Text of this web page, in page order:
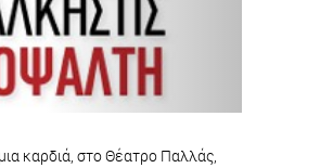
καρδιά, στο Θέατρο Παλλάς,